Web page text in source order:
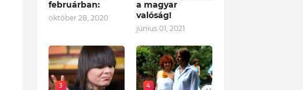
februárban:
október 28, 2020
a magyar
valóság!
június 01, 2021
3 4